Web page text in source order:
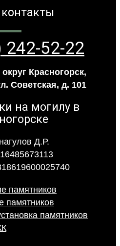
242-52-22
Красногорск,
Советская, д. 101
Д.Р.
памятников
памятников
памятников